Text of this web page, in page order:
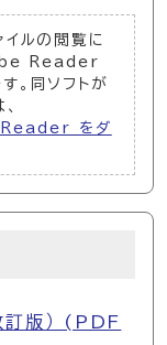
ルの閲覧に
Reader
。同ソフトが
をダ
訂版） (PDF